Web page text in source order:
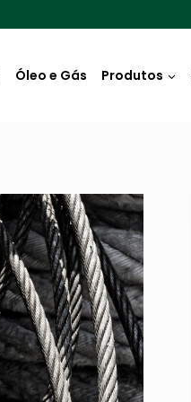
Óleo e Gás Produtos